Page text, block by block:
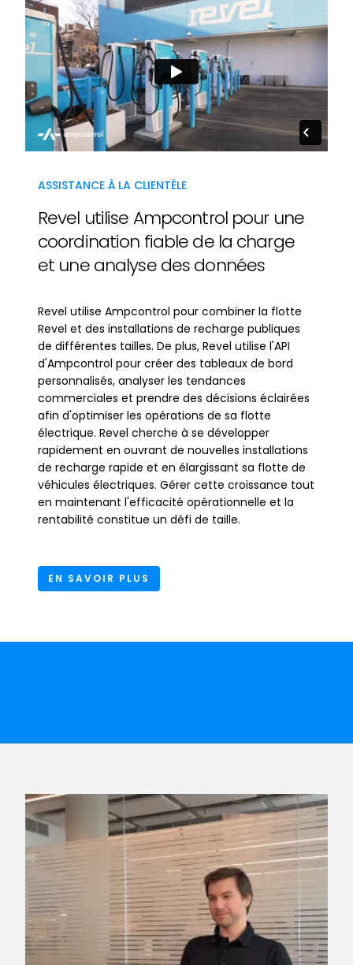
ASSISTANCE À LA CLIENTÈLE
Revel utilise Ampcontrol pour une
coordination fiable de la charge
et une analyse des données
Revel utilise Ampcontrol pour combiner la flotte
Revel et des installations de recharge publiques
de différentes tailles. De plus, Revel utilise l'API
d'Ampcontrol pour créer des tableaux de bord
personnalisés, analyser les tendances
commerciales et prendre des décisions éclairées
afin d'optimiser les opérations de sa flotte
électrique. Revel cherche à se développer
rapidement en ouvrant de nouvelles installations
de recharge rapide et en élargissant sa flotte de
véhicules électriques. Gérer cette croissance tout
en maintenant l'efficacité opérationnelle et la
rentabilité constitue un défi de taille.
EN SAVOIR PLUS